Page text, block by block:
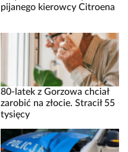
pijanego kierowcy Citroena
80-latek z Gorzowa chciał
zarobić na złocie. Stracił 55
tysięcy